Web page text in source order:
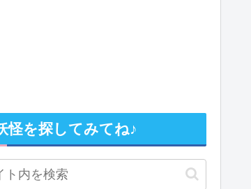
怪を探してみてね♪